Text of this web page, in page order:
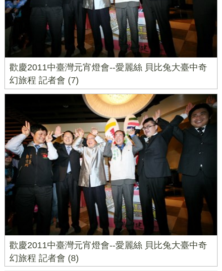
歡慶2011中臺灣元宵燈會--愛麗絲 貝比兔大臺中奇
幻旅程 記者會 (7)
歡慶2011中臺灣元宵燈會--愛麗絲 貝比兔大臺中奇
幻旅程 記者會 (8)